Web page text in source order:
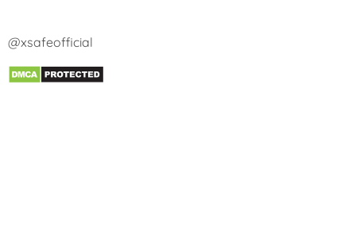
@xsafeofficial